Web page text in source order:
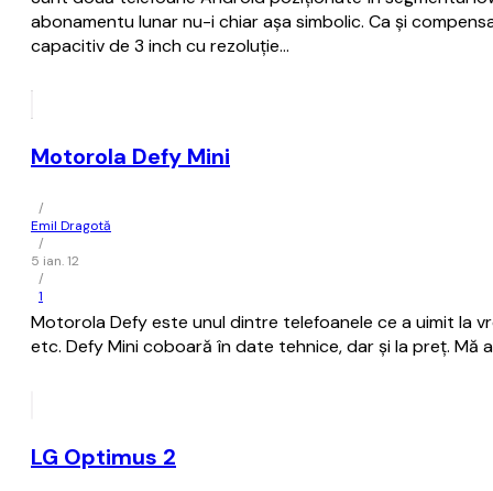
abonamentu lunar nu-i chiar aşa simbolic. Ca şi
capacitiv de 3 inch cu rezoluţie…
Motorola Defy Mini
/
Emil Dragotă
/
5 ian. 12
/
1
Motorola Defy este unul dintre telefoanele ce a uimit la
etc. Defy Mini coboară în date tehnice, dar şi la preţ.
LG Optimus 2